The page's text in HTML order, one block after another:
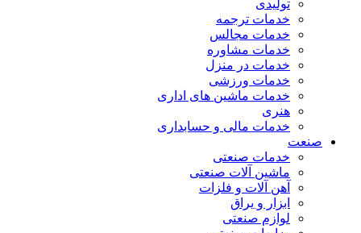
تولیدی
خدمات ترجمه
خدمات مجالس
خدمات مشاوره
خدمات در منزل
خدمات ورزشی
خدمات ماشین های اداری
هنری
خدمات مالی و حسابداری
صنعت
خدمات صنعتی
ماشین آلات صنعتی
آهن آلات و فلزات
ابزار و یراق
لوازم صنعتی